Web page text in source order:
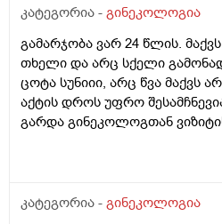
დაავადებებსა და
სიმსივნურ პროცესებს
საკვერცხეები და
შეიძლება, მითხრათ_დიდი
გულისხმიერებისთვის!
კატეგორია - გინეკოლოგია
გამარჯობა ვარ 24 წლის.
თხელი და არც სქელი
ცოტა სუნიიი, არც წვა მაქვს
აქტის დროს უფრო
გარდა გინეკოლოგთან
მაინტერესებს პირიდან
იყოს?
კატეგორია - გინეკოლოგია